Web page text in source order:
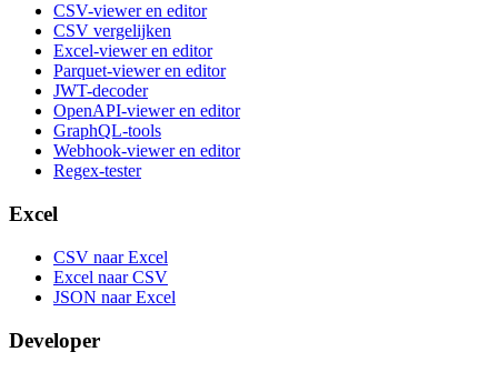
CSV-viewer en editor
CSV vergelijken
Excel-viewer en editor
Parquet-viewer en editor
JWT-decoder
OpenAPI-viewer en editor
GraphQL-tools
Webhook-viewer en editor
Regex-tester
Excel
CSV naar Excel
Excel naar CSV
JSON naar Excel
Developer